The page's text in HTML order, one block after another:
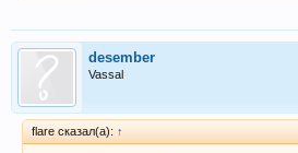
desember
Vassal
flare сказал(а): ↑